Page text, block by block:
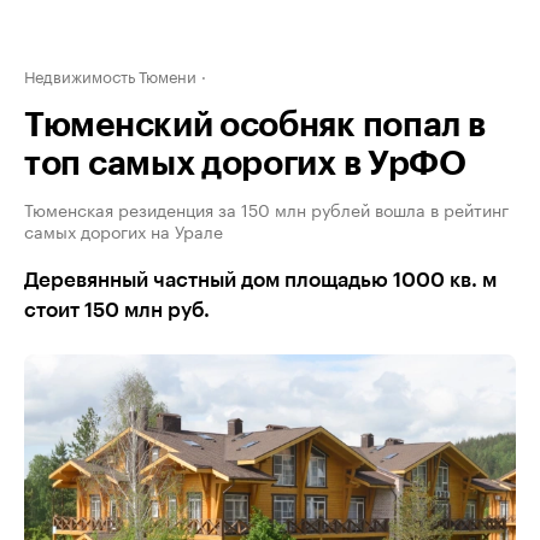
Недвижимость Тюмени
Тюменский особняк попал в
топ самых дорогих в УрФО
Тюменская резиденция за 150 млн рублей вошла в рейтинг
самых дорогих на Урале
Деревянный частный дом площадью 1000 кв. м
стоит 150 млн руб.